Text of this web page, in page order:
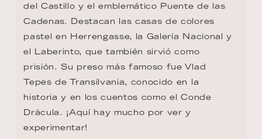
del Castillo y el emblemático Puente de las
Cadenas. Destacan las casas de colores
pastel en Herrengasse, la Galería Nacional y
el Laberinto, que también sirvió como
prisión. Su preso más famoso fue Vlad
Tepes de Transilvania, conocido en la
historia y en los cuentos como el Conde
Drácula. ¡Aquí hay mucho por ver y
experimentar!